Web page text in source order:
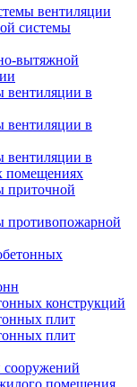
вентиляции
системы
вытяжной
вентиляции в
вентиляции в
вентиляции в
помещениях
приточной
противопожарной
конструкций
плит
плит
сооружений